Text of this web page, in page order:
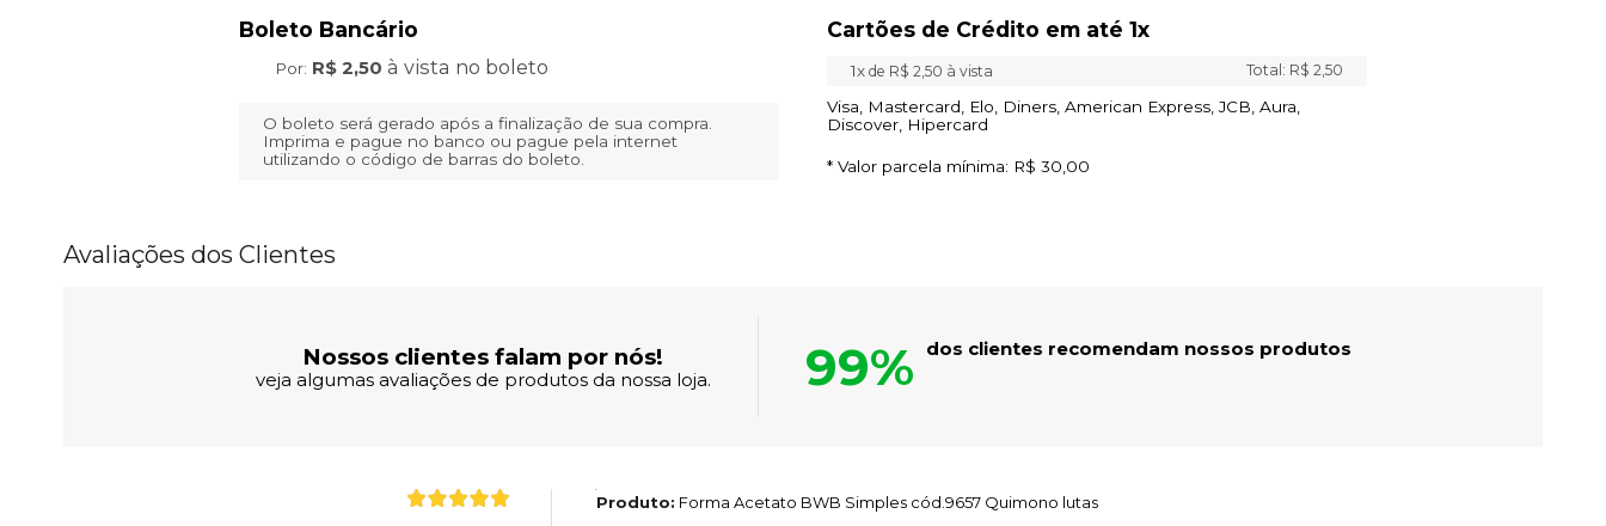
Boleto Bancário
Por: R$ 2,50 à vista no boleto
O boleto será gerado após a finalização de sua compra.
Imprima e pague no banco ou pague pela internet
utilizando o código de barras do boleto.
Cartões de Crédito em até 1x
1x de R$ 2,50 à vista Total: R$ 2,50
Visa, Mastercard, Elo, Diners, American Express, JCB, Aura,
Discover, Hipercard
* Valor parcela mínima: R$ 30,00
Avaliações dos Clientes
Nossos clientes falam por nós!
veja algumas avaliações de produtos da nossa loja. 99% dos clientes recomendam nossos produtos
Produto: Forma Acetato BWB Simples cód.9657 Quimono lutas